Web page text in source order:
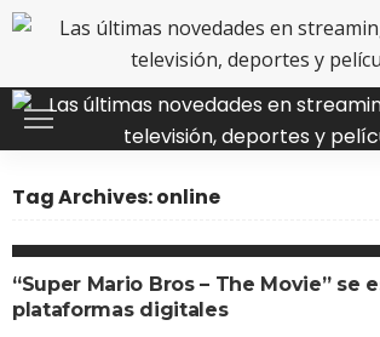
Tag Archives: online
“Super Mario Bros – The Movie” se
plataformas digitales